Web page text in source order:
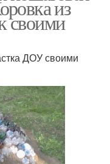
из
своими
ДОУ своими